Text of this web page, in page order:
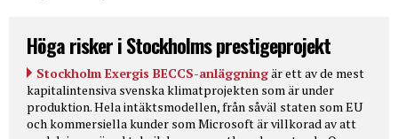
Höga risker i Stockholms prestigeprojekt
Stockholm Exergis BECCS-anläggningär ett av de mest
kapitalintensiva svenska klimatprojekten som är under
produktion. Hela intäktsmodellen, från såväl staten som EU
och kommersiella kunder som Microsoft är villkorad av att